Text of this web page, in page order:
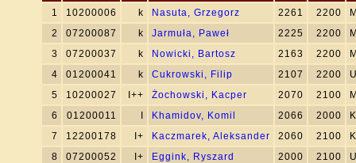
1
10200006 k Nasuta, Grzegorz 2261 2200
2
07200087 k Jarmuła, Paweł 2225 2200
3
07200037 k Nowicki, Bartosz 2163 2200
4
01200041 k Cukrowski, Filip 2107 2200
5
10200027 I++ Żochowski, Kacper 2070 2100
6
01200011 Khamidov, Komil 2066 2000
7
12200178 I+ Kaczmarek, Aleksander 2060 2100
8
07200052 I+ Eggink, Ryszard 2000 2100